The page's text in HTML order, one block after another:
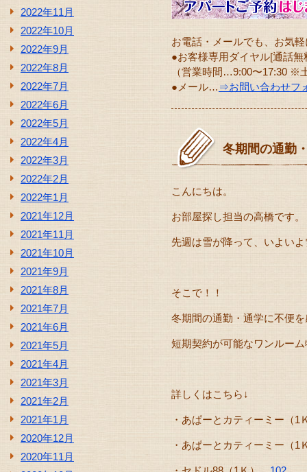
2022年11月
2022年10月
2022年9月
2022年8月
2022年7月
2022年6月
2022年5月
2022年4月
2022年3月
2022年2月
2022年1月
2021年12月
2021年11月
2021年10月
2021年9月
2021年8月
2021年7月
2021年6月
2021年5月
2021年4月
2021年3月
2021年2月
2021年1月
2020年12月
2020年11月
お電話・メールでも、お気
●お客様専用ダイヤル[通話
（営業時間…9:00〜17:30 ※
●メール… ⇒お問い合わせフ
冬期間の通勤
こんにちは。
お部屋探し担当の高橋です。
先週は雪が降って、いよい
そこで！！
冬期間の通勤・通学に不便
短期契約が可能なワンルー
詳しくはこちら↓
・あぱーとカティーミー（
・あぱーとカティーミー（